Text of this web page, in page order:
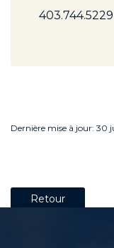
403.744.5229
Dernière mise à jour: 30
Retour